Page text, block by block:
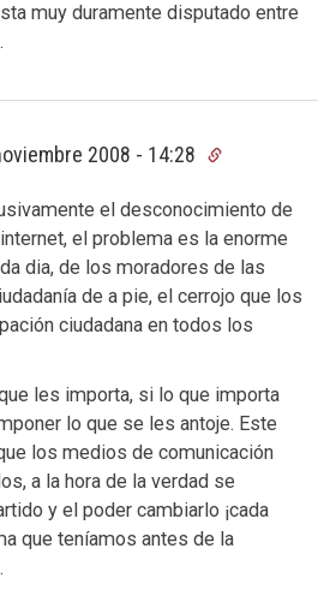
muy duramente disputado entre
2008 - 14:28
el desconocimiento de
el problema es la enorme
dia, de los moradores de las
de a pie, el cerrojo que los
ciudadana en todos los
les importa, si lo que importa
lo que se les antoje. Este
los medios de comunicación
a la hora de la verdad se
y el poder cambiarlo ¡cada
que teníamos antes de la